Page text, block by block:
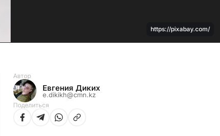
https://pixabay.com/
Автор
Евгения Диких
e.dikikh@cmn.kz
Поделиться